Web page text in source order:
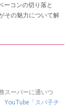
ーコンの切り落と
その魅力について解
スーパーに通いつ
YouTube「スパ子チ